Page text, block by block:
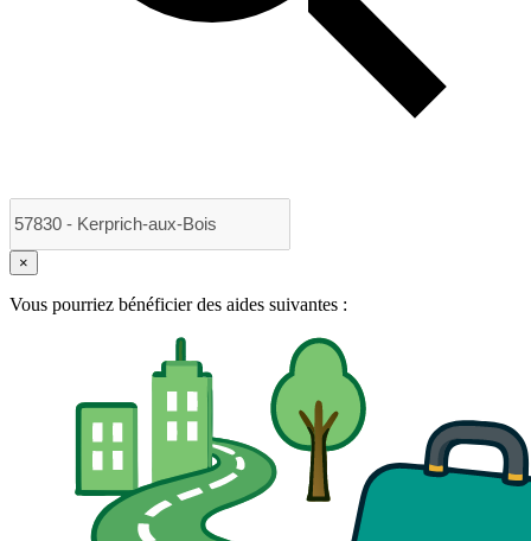
×
Vous pourriez bénéficier des aides suivantes :